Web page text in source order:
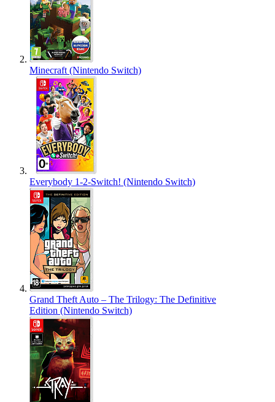
Minecraft (Nintendo Switch)
Everybody 1-2-Switch! (Nintendo Switch)
Grand Theft Auto – The Trilogy: The Definitive
Edition (Nintendo Switch)